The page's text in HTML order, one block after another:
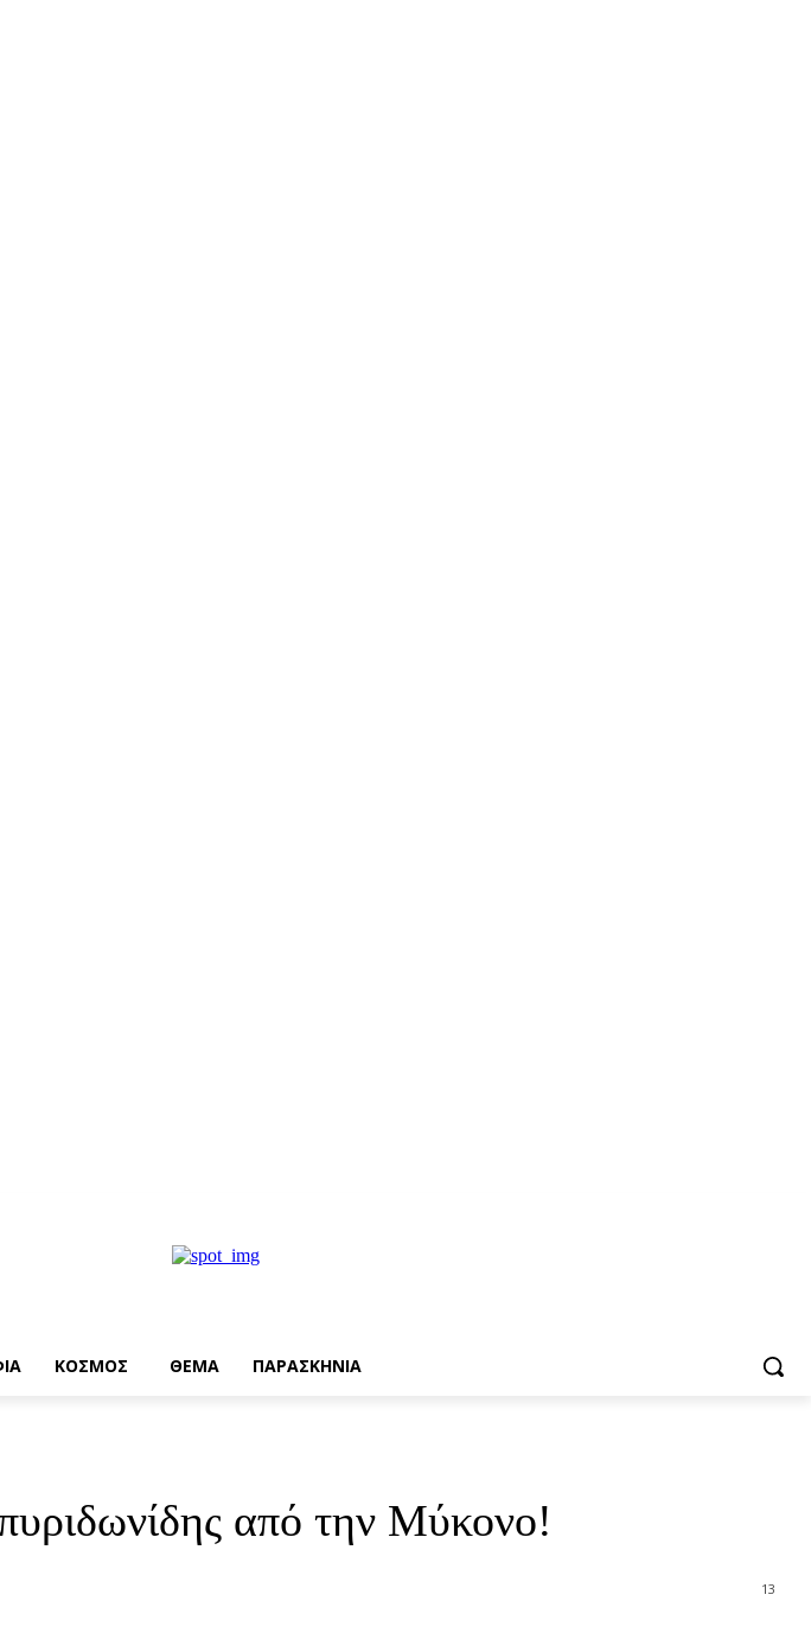
ΚΟΣΜΟΣ ΘΕΜΑ ΠΑΡΑΣΚΗΝΙΑ
από την Μύκονο!
13